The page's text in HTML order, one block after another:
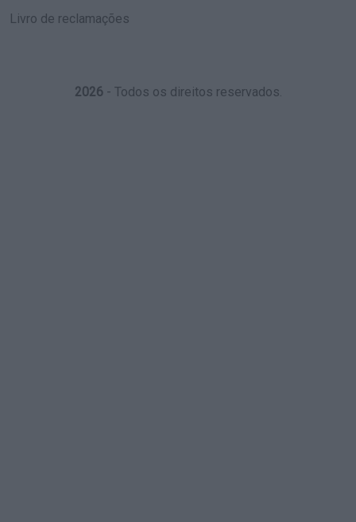
Livro de reclamações
2026- Todos os direitos reservados.